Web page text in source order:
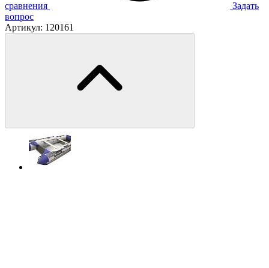
сравнения
Задать
вопрос
Артикул: 120161